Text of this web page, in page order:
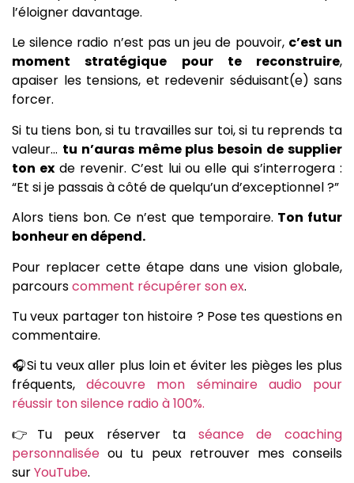
l’éloigner davantage.
Le silence radio n’est pas un jeu de pouvoir, c’est un
moment stratégique pour te reconstruire,
apaiser les tensions, et redevenir séduisant(e) sans
forcer.
Si tu tiens bon, si tu travailles sur toi, si tu reprends ta
valeur… tu n’auras même plus besoin de supplier
ton exde revenir. C’est lui ou elle qui s’interrogera :
“Et si je passais à côté de quelqu’un d’exceptionnel ?”
Alors tiens bon. Ce n’est que temporaire. Ton futur
bonheur en dépend.
Pour replacer cette étape dans une vision globale,
parcourscomment récupérer son ex.
Tu veux partager ton histoire ? Pose tes questions en
commentaire.
🎧Si tu veux aller plus loin et éviter les pièges les plus
fréquents,découvre mon séminaire audio pour
réussir ton silence radio à 100%.
👉Tu peux réserver ta séance de coaching
personnalisée ou tu peux retrouver mes conseils
surYouTube.